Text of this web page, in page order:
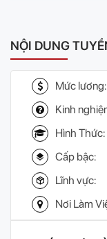
NỘI DUNG
Mức lương:
Kinh
Hình Thức:
Cấp bậc:
Lĩnh vực:
Nơi Làm